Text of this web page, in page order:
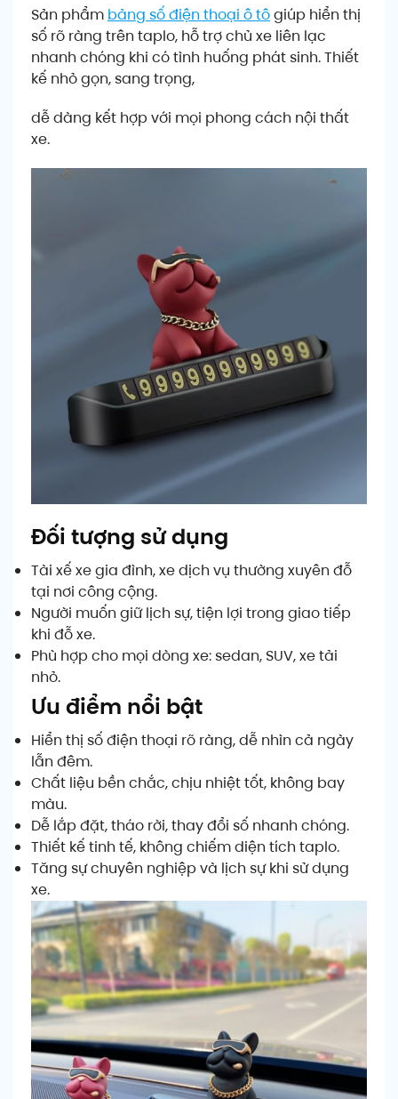
Sản phẩm bảng số điện thoại ô tôgiúp hiển thị
số rõ ràng trên taplo, hỗ trợ chủ xe liên lạc
nhanh chóng khi có tình huống phát sinh. Thiết
kế nhỏ gọn, sang trọng,
dễ dàng kết hợp với mọi phong cách nội thất
xe.
Đối tượng sử dụng
Tài xế xe gia đình, xe dịch vụ thường xuyên đỗ
tại nơi công cộng.
Người muốn giữ lịch sự, tiện lợi trong giao tiếp
khi đỗ xe.
Phù hợp cho mọi dòng xe: sedan, SUV, xe tải
nhỏ.
Ưu điểm nổi bật
Hiển thị số điện thoại rõ ràng, dễ nhìn cả ngày
lẫn đêm.
Chất liệu bền chắc, chịu nhiệt tốt, không bay
màu.
Dễ lắp đặt, tháo rời, thay đổi số nhanh chóng.
Thiết kế tinh tế, không chiếm diện tích taplo.
Tăng sự chuyên nghiệp và lịch sự khi sử dụng
xe.